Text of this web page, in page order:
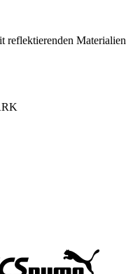
reflektierenden Materialien